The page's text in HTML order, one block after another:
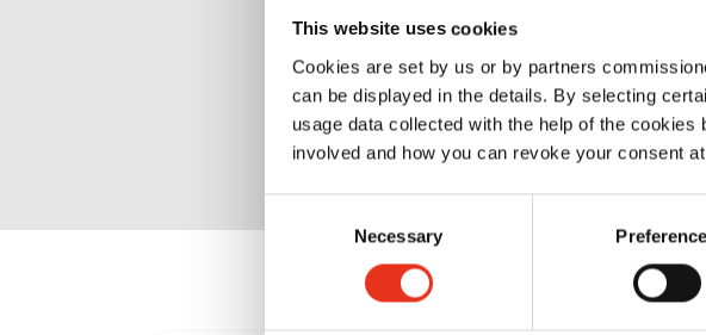
This website uses cookies
Cookies are set by us or by partners
can be displayed in the details. By selecting
usage data collected with the help of the
involved and how you can revoke your consent
Necessary
Póngase en
al